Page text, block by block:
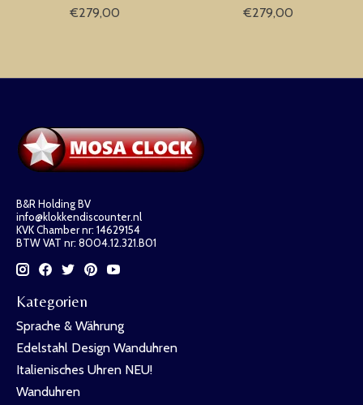
€279,00
€279,00
B&R Holding BV
info@klokkendiscounter.nl
KVK Chamber nr: 14629154
BTW VAT nr: 8004.12.321.B01
Kategorien
Sprache & Währung
Edelstahl Design Wanduhren
Italienisches Uhren NEU!
Wanduhren